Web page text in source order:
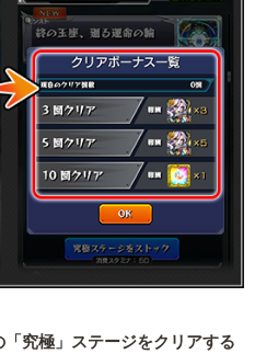
究極」ステージをクリアする